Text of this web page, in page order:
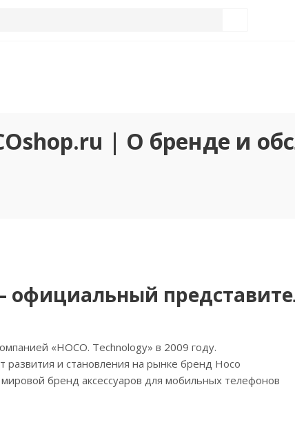
| О бренде и
официальный
«HOCO. Technology» в 2009 году.
развития и становления на рынке бренд Hoco
бренд аксессуаров для мобильных телефонов